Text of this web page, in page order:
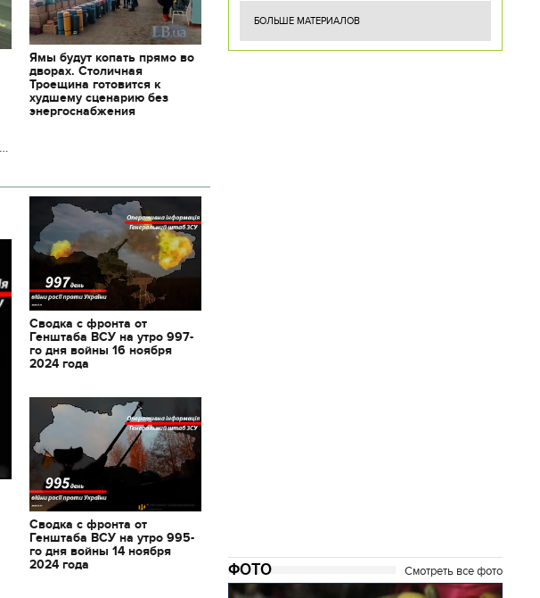
Ямы будут копать прямо во
дворах. Столичная
Троещина готовится к
худшему сценарию без
энергоснабжения
Сводка с фронта от
Генштаба ВСУ на утро 997-
го дня войны 16 ноября
2024 года
Сводка с фронта от
Генштаба ВСУ на утро 995-
го дня войны 14 ноября
2024 года
БОЛЬШЕ МАТЕРИАЛОВ
ФОТО Смотреть все фото